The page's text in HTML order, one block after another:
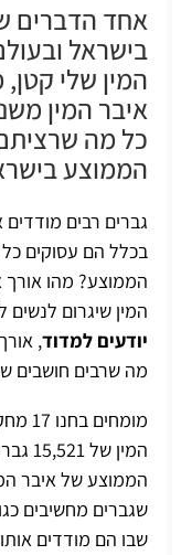
אחד הדברים
בישראל
המין שלי
איבר המין
כל מה
הממוצע
גברים רבים
בכלל הם עסוקים כל
הממוצע? מהו אורך
המין שיגרום
יודעים למדוד,
מה שרבים חושבים
המין
שגברים מחשיבים
שבו הם מודדים